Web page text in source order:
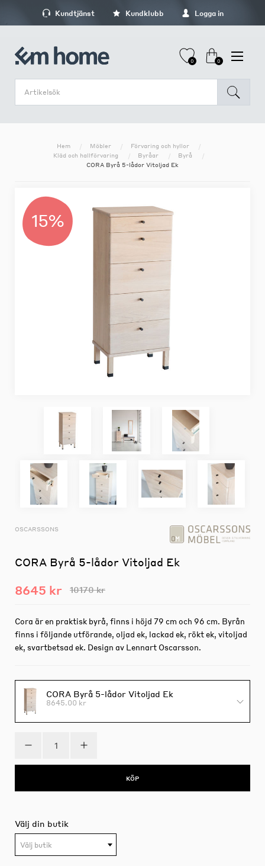
Kundtjänst Kundklubb Logga in
0 0
Hem Möbler
Förvaring och hyllor
Kläd och hallförvaring
Byråar
Byrå
CORA Byrå 5-lådor Vitoljad Ek
15%
OSCARSSONS
CORA Byrå 5-lådor Vitoljad Ek
8645 kr 10170 kr
Cora är en praktisk byrå, finns i höjd 79 cm och 96 cm. Byrån
finns i följande utförande, oljad ek, lackad ek, rökt ek, vitoljad
ek, svartbetsad ek. Design av Lennart Oscarsson.
CORA Byrå 5-lådor Vitoljad Ek
8645.00 kr
KÖP
Välj din butik
Välj butik